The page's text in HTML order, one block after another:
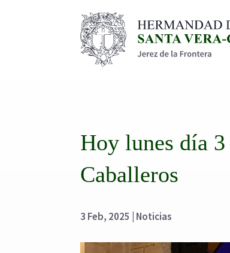
Hoy lunes día
Caballeros
3 Feb, 2025 Noticias